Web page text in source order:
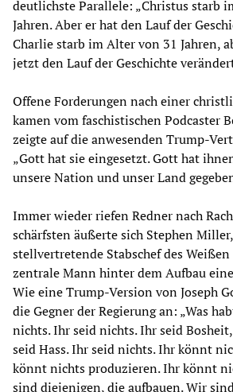
deutlichste Parallele: „Christus starb
Jahren. Aber er hat den Lauf der
Charlie starb im Alter von 31 Jahren,
jetzt den Lauf der Geschichte
Offene Forderungen nach einer
kamen vom faschistischen Podcaster
zeigte auf die anwesenden Trump-
„Gott hat sie eingesetzt. Gott hat
unsere Nation und unser Land
Immer wieder riefen Redner nach
schärfsten äußerte sich Stephen
stellvertretende Stabschef des Weißen
zentrale Mann hinter dem Aufbau
Wie eine Trump-Version von Joseph
die Gegner der Regierung an: „Was
nichts. Ihr seid nichts. Ihr seid
seid Hass. Ihr seid nichts. Ihr könnt
könnt nichts produzieren. Ihr könnt
sind diejenigen, die aufbauen. Wir